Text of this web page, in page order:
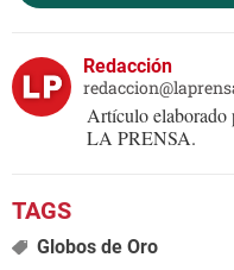
Redacción
Artículo elaborado
LA PRENSA.
Globos de Oro